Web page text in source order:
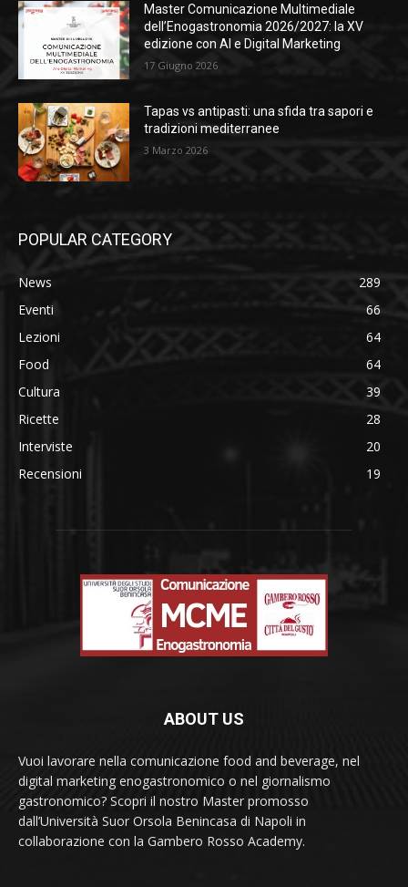
Master Comunicazione Multimediale
dell’Enogastronomia 2026/2027: la XV
edizione con AI e Digital Marketing
17 Giugno 2026
Tapas vs antipasti: una sfida tra sapori e
tradizioni mediterranee
3 Marzo 2026
POPULAR CATEGORY
News
289
Eventi
66
Lezioni
64
Food
64
Cultura
39
Ricette
28
Interviste
20
Recensioni
19
ABOUT US
Vuoi lavorare nella comunicazione food and beverage, nel
digital marketing enogastronomico o nel giornalismo
gastronomico? Scopri il nostro Master promosso
dall’Università Suor Orsola Benincasa di Napoli in
collaborazione con la Gambero Rosso Academy.